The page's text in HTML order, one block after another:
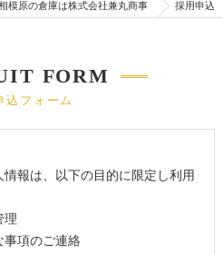
模原の倉庫は株式会社兼丸商事 採用申込
込フォーム
FORM
報は、以下の目的に限定し利用
理
事項のご連絡